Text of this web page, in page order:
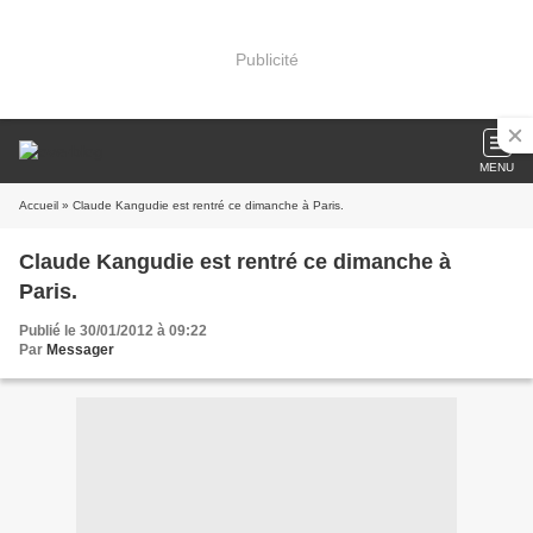
Publicité
MENU
Accueil » Claude Kangudie est rentré ce dimanche à Paris.
Claude Kangudie est rentré ce dimanche à
Paris.
Publié le 30/01/2012 à 09:22
Par Messager